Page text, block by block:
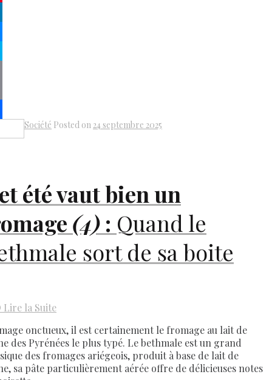
Share
Société Posted on 24 septembre 2025
été vaut bien un
(4) : Quand le
sort de sa boite
Lire la Suite
onctueux, il est certainement le fromage au lait de
des Pyrénées le plus typé. Le bethmale est un grand
des fromages ariégeois, produit à base de lait de
sa pâte particulièrement aérée offre de délicieuses notes